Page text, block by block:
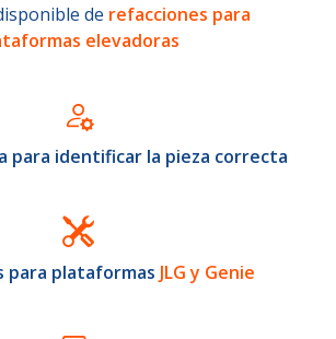
de refacciones para
elevadoras
para identificar la pieza correcta
para plataformas JLG y Genie